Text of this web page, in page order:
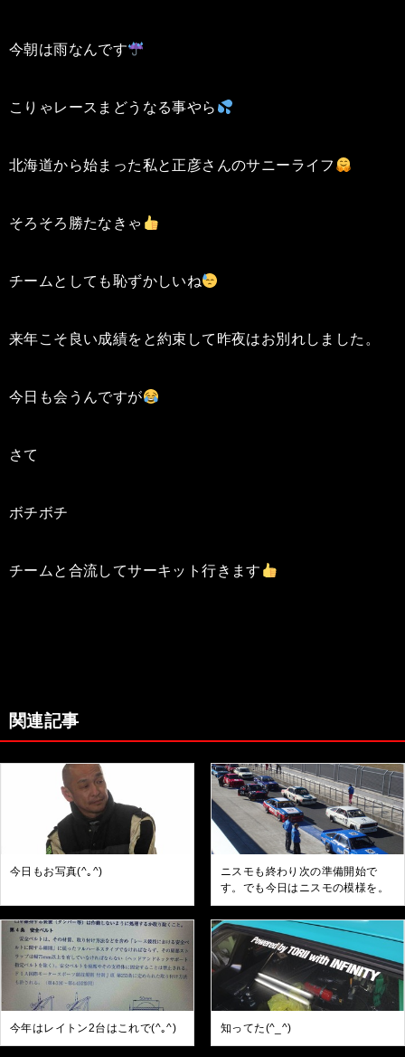
今朝は雨なんです
こりゃレースまどうなる事やら
北海道から始まった私と正彦さんのサニーライフ
そろそろ勝たなきゃ
チームとしても恥ずかしいね
来年こそ良い成績をと約束して昨夜はお別れしました。
今日も会うんですが
さて
ボチボチ
チームと合流してサーキット行きます
関連記事
今日もお写真(^｡^)
ニスモも終わり次の準備開始で
す。でも今日はニスモの模様を。
今年はレイトン2台はこれで(^｡^) 知ってた(^_^)